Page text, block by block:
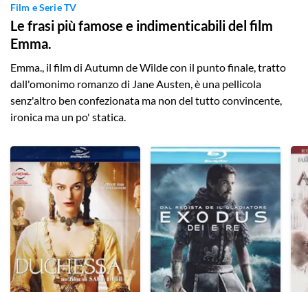
Film e Serie TV
Le frasi più famose e indimenticabili del film
Emma.
Emma., il film di Autumn de Wilde con il punto finale, tratto
dall'omonimo romanzo di Jane Austen, è una pellicola
senz'altro ben confezionata ma non del tutto convincente,
ironica ma un po' statica.